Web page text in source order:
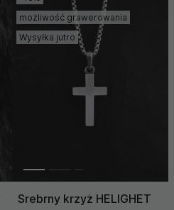
możliwość grawerowania
Wysyłka jutro
Srebrny krzyż HELIGHET